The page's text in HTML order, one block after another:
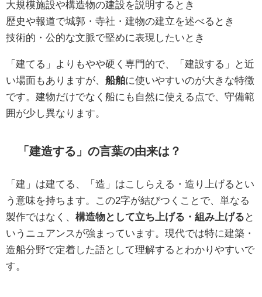
大規模施設や構造物の建設を説明するとき
歴史や報道で城郭・寺社・建物の建立を述べるとき
技術的・公的な文脈で堅めに表現したいとき
「建てる」よりもやや硬く専門的で、「建設する」と近
い場面もありますが、 船舶に使いやすいのが大きな特徴
です。建物だけでなく船にも自然に使える点で、守備範
囲が少し異なります。
「建造する」の言葉の由来は？
「建」は建てる、「造」はこしらえる・造り上げるとい
う意味を持ちます。この2字が結びつくことで、単なる
製作ではなく、 構造物として立ち上げる・組み上げる と
いうニュアンスが強まっています。現代では特に建築・
造船分野で定着した語として理解するとわかりやすいで
す。